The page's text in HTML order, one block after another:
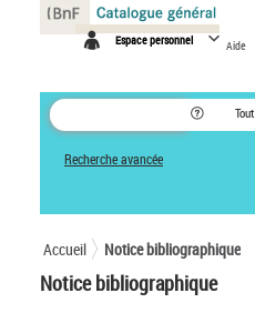
Espace personnel Aide
Tout
Recherche avancée
Accueil Notice bibliographique
Notice bibliographique
Panneau de gestion des cookies